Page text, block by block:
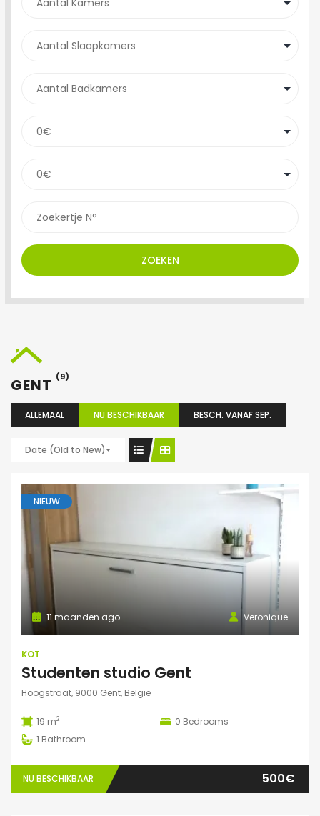
ZOEKEN
GENT (9)
ALLEMAAL NU BESCHIKBAAR BESCH. VANAF SEP.
Date (Old to New)
NIEUW
Veronique
11 maanden ago
KOT
Studenten studio Gent
Hoogstraat, 9000 Gent, België
19 m2 0 Bedrooms
1 Bathroom
NU BESCHIKBAAR 500€